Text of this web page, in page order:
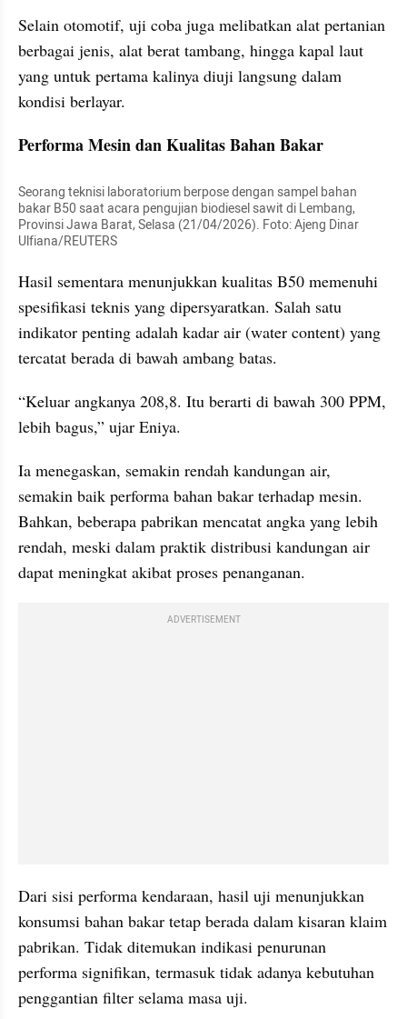
Selain otomotif, uji coba juga melibatkan alat pertanian
berbagai jenis, alat berat tambang, hingga kapal laut
yang untuk pertama kalinya diuji langsung dalam
kondisi berlayar.
Performa Mesin dan Kualitas Bahan Bakar
Seorang teknisi laboratorium berpose dengan sampel bahan
bakar B50 saat acara pengujian biodiesel sawit di Lembang,
Provinsi Jawa Barat, Selasa (21/04/2026). Foto: Ajeng Dinar
Ulfiana/REUTERS
Hasil sementara menunjukkan kualitas B50 memenuhi
spesifikasi teknis yang dipersyaratkan. Salah satu
indikator penting adalah kadar air (water content) yang
tercatat berada di bawah ambang batas.
“Keluar angkanya 208,8. Itu berarti di bawah 300 PPM,
lebih bagus,” ujar Eniya.
Ia menegaskan, semakin rendah kandungan air,
semakin baik performa bahan bakar terhadap mesin.
Bahkan, beberapa pabrikan mencatat angka yang lebih
rendah, meski dalam praktik distribusi kandungan air
dapat meningkat akibat proses penanganan.
ADVERTISEMENT
Dari sisi performa kendaraan, hasil uji menunjukkan
konsumsi bahan bakar tetap berada dalam kisaran klaim
pabrikan. Tidak ditemukan indikasi penurunan
performa signifikan, termasuk tidak adanya kebutuhan
penggantian filter selama masa uji.